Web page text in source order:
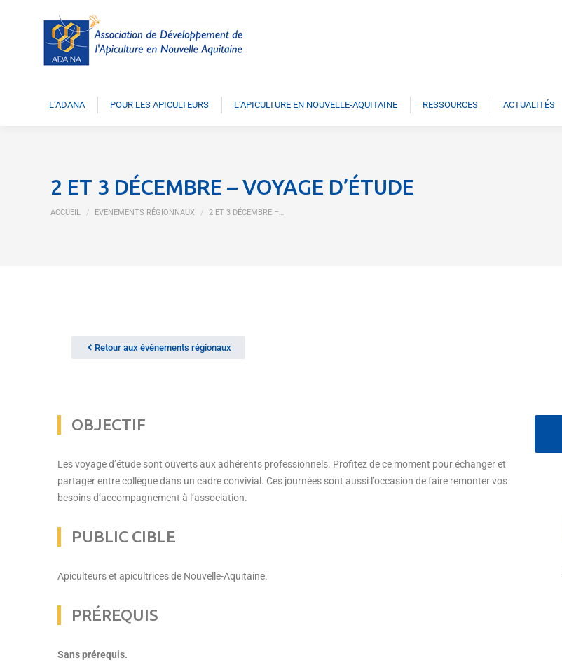
L’ADANA POUR LES APICULTEURS L’APICULTURE EN NOUVELLE-AQUITAINE RESSOURCES ACTUALITÉS
2 ET 3 DÉCEMBRE – VOYAGE D’ÉTUDE
Vous êtes ici :
ACCUEIL EVENEMENTS RÉGIONNAUX 2 ET 3 DÉCEMBRE –…
Retour aux événements régionaux
OBJECTIF
Les voyage d’étude sont ouverts aux adhérents professionnels. Profitez de ce moment pour échanger et
partager entre collègue dans un cadre convivial. Ces journées sont aussi l’occasion de faire remonter vos
besoins d’accompagnement à l’association.
PUBLIC CIBLE
Apiculteurs et apicultrices de Nouvelle-Aquitaine.
PRÉREQUIS
Sansprérequis.